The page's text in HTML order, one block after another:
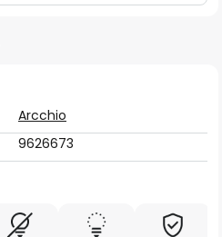
Arcchio
9626673